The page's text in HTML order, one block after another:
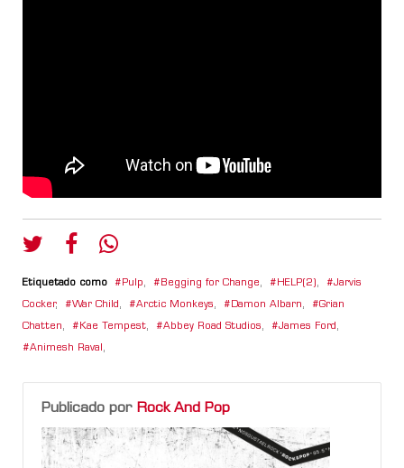
Etiquetado como Pulp, Begging for Change, HELP(2) , Jarvis
Cocker, War Child , Arctic Monkeys, Damon Albarn, Grian
Chatten, Kae Tempest, Abbey Road Studios, James Ford ,
Animesh Raval ,
Publicado por Rock And Pop